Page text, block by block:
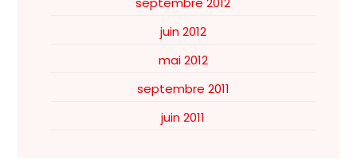
juin 2012
mai 2012
septembre 2011
juin 2011